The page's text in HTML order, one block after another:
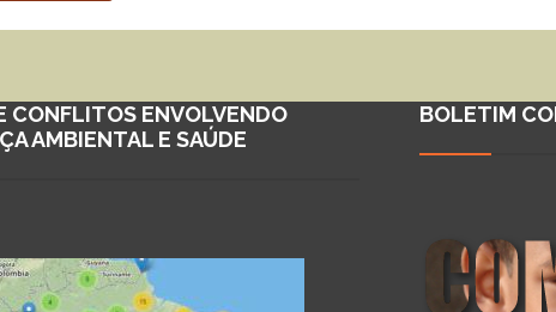
CONFLITOS ENVOLVENDO
AMBIENTAL E SAÚDE
BOLETIM